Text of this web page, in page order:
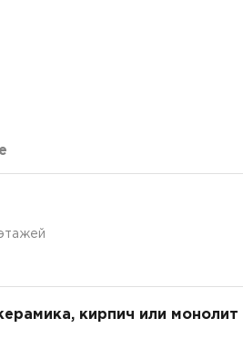
кирпич или монолит